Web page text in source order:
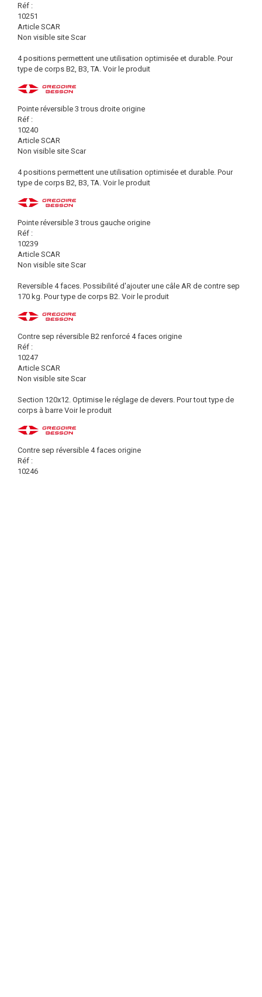
Réf :
10251
Article SCAR
Non visible site Scar
4 positions permettent une utilisation optimisée et durable. Pour
type de corps B2, B3, TA. Voir le produit
Pointe réversible 3 trous droite origine
Réf :
10240
Article SCAR
Non visible site Scar
4 positions permettent une utilisation optimisée et durable. Pour
type de corps B2, B3, TA. Voir le produit
Pointe réversible 3 trous gauche origine
Réf :
10239
Article SCAR
Non visible site Scar
Reversible 4 faces. Possibilité d'ajouter une câle AR de contre sep
170 kg. Pour type de corps B2. Voir le produit
Contre sep réversible B2 renforcé 4 faces origine
Réf :
10247
Article SCAR
Non visible site Scar
Section 120x12. Optimise le réglage de devers. Pour tout type de
corps à barre Voir le produit
Contre sep réversible 4 faces origine
Réf :
10246